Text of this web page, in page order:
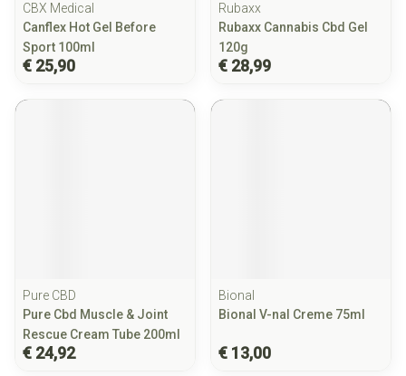
CBX Medical
Canflex Hot Gel Before
Sport 100ml
€ 25,90
Rubaxx
Rubaxx Cannabis Cbd Gel
120g
€ 28,99
Pure CBD
Pure Cbd Muscle & Joint
Rescue Cream Tube 200ml
€ 24,92
Bional
Bional V-nal Creme 75ml
€ 13,00